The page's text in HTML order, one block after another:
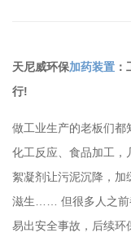
天尼威环保加药装置
行!
做工业生产的老板们都
化工反应、食品加工
絮凝剂让污泥沉降，加
滋生…… 但很多人之前
易出安全事故，后续环